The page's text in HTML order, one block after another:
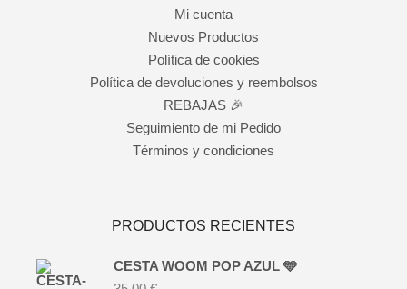
Mi cuenta
Nuevos Productos
Política de cookies
Política de devoluciones y reembolsos
REBAJAS 🎉
Seguimiento de mi Pedido
Términos y condiciones
PRODUCTOS RECIENTES
CESTA WOOM POP AZUL 🩵